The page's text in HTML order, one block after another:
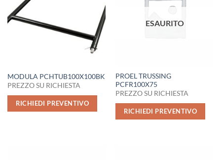
MODULA PCHTUB100X100BK
PREZZO SU RICHIESTA
RICHIEDI PREVENTIVO
ESAURITO
PROEL TRUSSING
PCFR100X75
PREZZO SU RICHIESTA
RICHIEDI PREVENTIVO